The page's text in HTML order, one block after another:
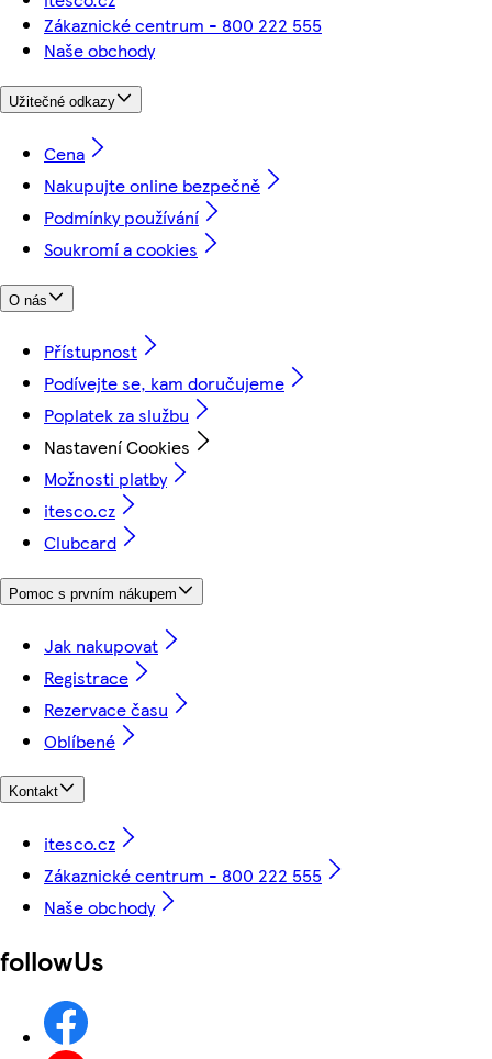
Zákaznické centrum - 800 222 555
Naše obchody
Užitečné odkazy
Cena
Nakupujte online bezpečně
Podmínky používání
Soukromí a cookies
O nás
Přístupnost
Podívejte se, kam doručujeme
Poplatek za službu
Nastavení Cookies
Možnosti platby
itesco.cz
Clubcard
Pomoc s prvním nákupem
Jak nakupovat
Registrace
Rezervace času
Oblíbené
Kontakt
itesco.cz
Zákaznické centrum - 800 222 555
Naše obchody
followUs